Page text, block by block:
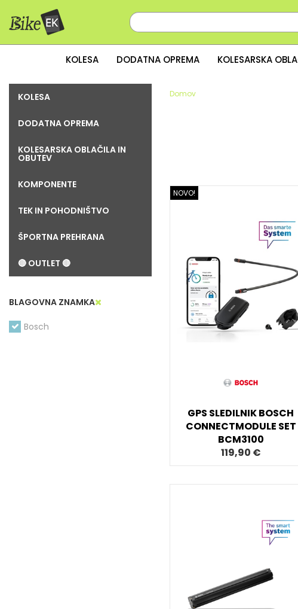
KOLESA DODATNA OPREMA KOLESARSKA
KOLESA
DODATNA OPREMA
KOLESARSKA OBLAČILA IN
OBUTEV
KOMPONENTE
TEK IN POHODNIŠTVO
ŠPORTNA PREHRANA
🔴 OUTLET 🔴
BLAGOVNA ZNAMKA
Bosch
Domov
NOVO!
GPS SLEDILNIK BOSCH
CONNECTMODULE SET
BCM3100
119,90 €